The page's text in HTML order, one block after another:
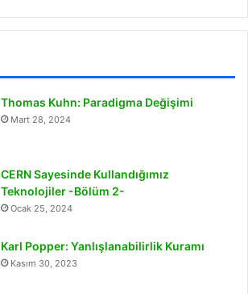
Thomas Kuhn: Paradigma Değişimi
Mart 28, 2024
CERN Sayesinde Kullandığımız
Teknolojiler -Bölüm 2-
Ocak 25, 2024
Karl Popper: Yanlışlanabilirlik Kuramı
Kasım 30, 2023